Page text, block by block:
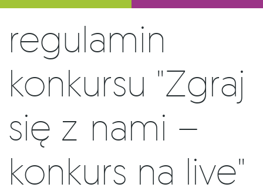
Regulamin
konkursu "Zgraj
się z nami –
konkurs na live"